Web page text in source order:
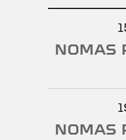
NOMAS
NOMAS